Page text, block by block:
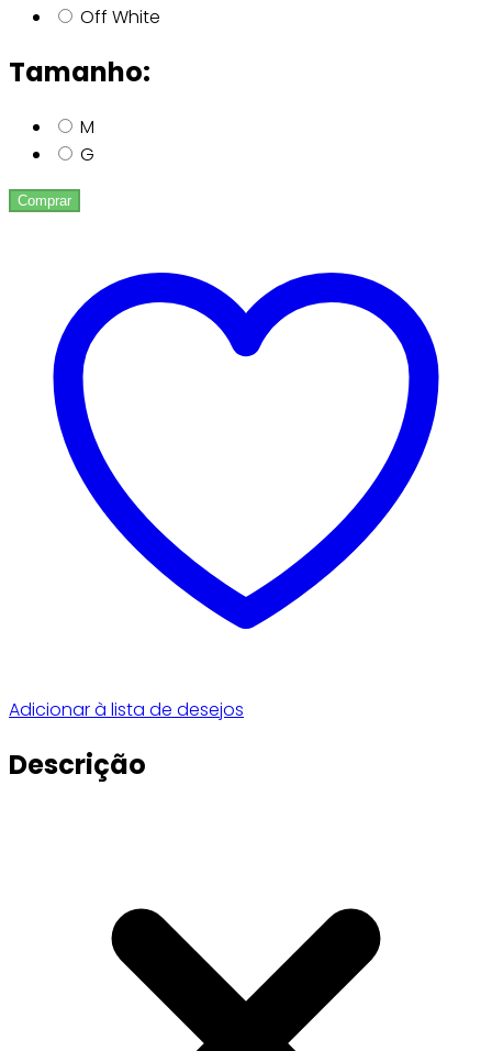
Off White
Tamanho:
M
G
Comprar
Adicionar à lista de desejos
Descrição